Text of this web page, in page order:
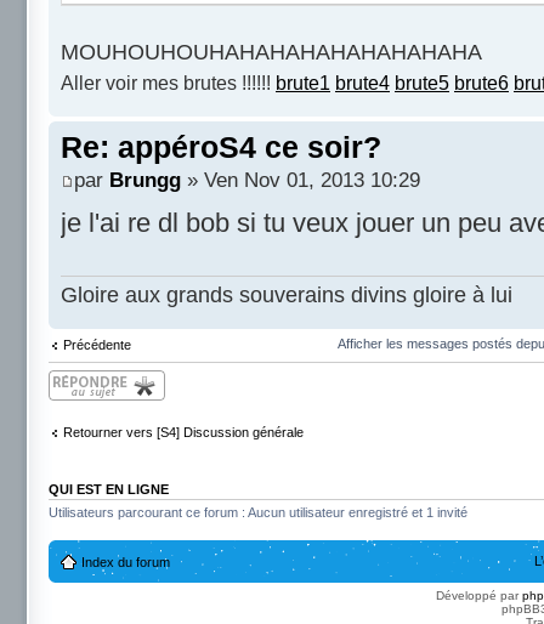
MOUHOUHOUHAHAHAHAHAHAHAHAHA
Aller voir mes brutes !!!!!! brute1 brute4 brute5 brute6
Re: appéroS4 ce soir?
par Brungg » Ven Nov 01, 2013 10:29
je l'ai re dl bob si tu veux jouer un peu
Gloire aux grands souverains divins gloire à lui
Précédente Afficher les messages postés
Répondre
Retourner vers [S4] Discussion générale
QUI EST EN LIGNE
Utilisateurs parcourant ce forum : Aucun utilisateur enregistré et 1 invité
Index du forum
Développé par